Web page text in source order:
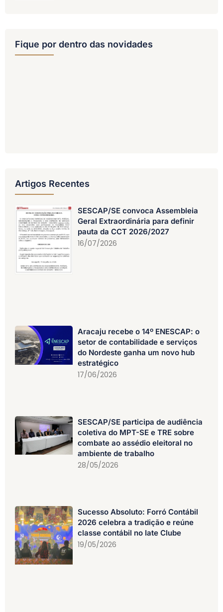
Fique por dentro das novidades
Artigos Recentes
SESCAP/SE convoca Assembleia
Geral Extraordinária para definir
pauta da CCT 2026/2027
16/07/2026
Aracaju recebe o 14º ENESCAP: o
setor de contabilidade e serviços
do Nordeste ganha um novo hub
estratégico
17/06/2026
SESCAP/SE participa de audiência
coletiva do MPT-SE e TRE sobre
combate ao assédio eleitoral no
ambiente de trabalho
28/05/2026
Sucesso Absoluto: Forró Contábil
2026 celebra a tradição e reúne
classe contábil no Iate Clube
19/05/2026